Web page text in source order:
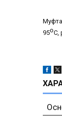
Муфта
95оС,